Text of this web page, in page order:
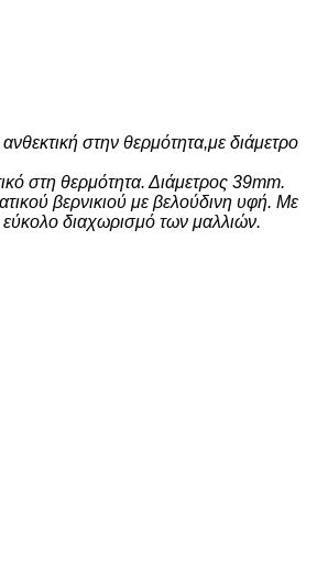
στην θερμότητα,με διάμετρο
στη θερμότητα. Διάμετρος 39mm.
βερνικιού με βελούδινη υφή. Με
διαχωρισμό των μαλλιών.